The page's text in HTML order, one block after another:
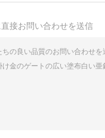
接お問い合わせを送信